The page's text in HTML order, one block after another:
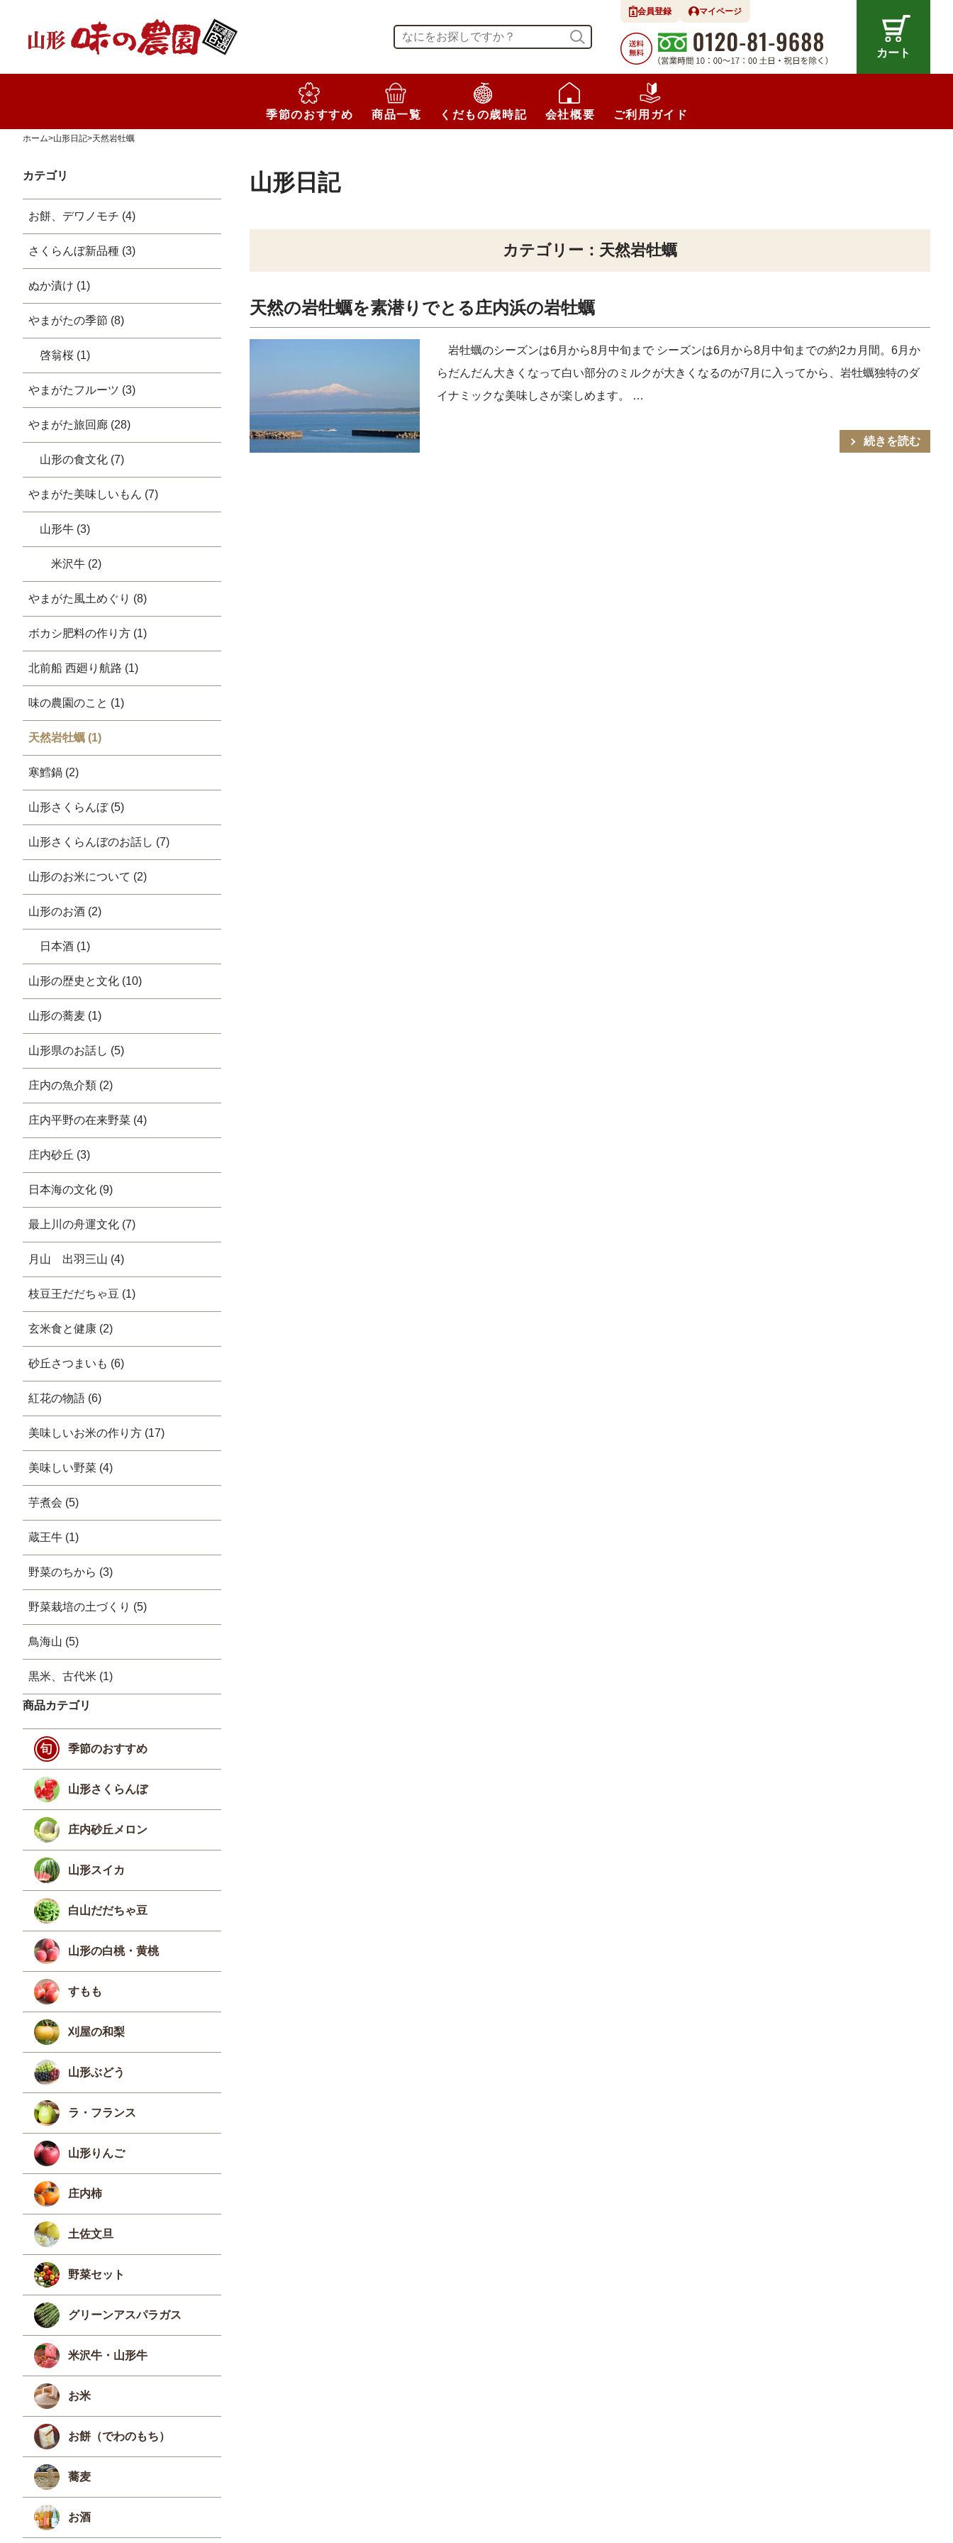
検索
会員登録 マイページ
カート
季節のおすすめ 商品一覧 くだもの歳時記 会社概要 ご利用ガイド
ホーム>山形日記>天然岩牡蠣
山形日記
カテゴリー：天然岩牡蠣
天然の岩牡蠣を素潜りでとる庄内浜の岩牡蠣
岩牡蠣のシーズンは6月から8月中旬まで シーズンは6月から8月中旬までの約2カ月間。6月か
らだんだん大きくなって白い部分のミルクが大きくなるのが7月に入ってから、岩牡蠣独特のダ
イナミックな美味しさが楽しめます。 …
続きを読む
カテゴリ
お餅、デワノモチ (4)
さくらんぼ新品種 (3)
ぬか漬け (1)
やまがたの季節 (8)
啓翁桜 (1)
やまがたフルーツ (3)
やまがた旅回廊 (28)
山形の食文化 (7)
やまがた美味しいもん (7)
山形牛 (3)
米沢牛 (2)
やまがた風土めぐり (8)
ボカシ肥料の作り方 (1)
北前船 西廻り航路 (1)
味の農園のこと (1)
天然岩牡蠣 (1)
寒鱈鍋 (2)
山形さくらんぼ (5)
山形さくらんぼのお話し (7)
山形のお米について (2)
山形のお酒 (2)
日本酒 (1)
山形の歴史と文化 (10)
山形の蕎麦 (1)
山形県のお話し (5)
庄内の魚介類 (2)
庄内平野の在来野菜 (4)
庄内砂丘 (3)
日本海の文化 (9)
最上川の舟運文化 (7)
月山 出羽三山 (4)
枝豆王だだちゃ豆 (1)
玄米食と健康 (2)
砂丘さつまいも (6)
紅花の物語 (6)
美味しいお米の作り方 (17)
美味しい野菜 (4)
芋煮会 (5)
蔵王牛 (1)
野菜のちから (3)
野菜栽培の土づくり (5)
鳥海山 (5)
黒米、古代米 (1)
商品カテゴリ
季節のおすすめ
山形さくらんぼ
庄内砂丘メロン
山形スイカ
白山だだちゃ豆
山形の白桃・黄桃
すもも
刈屋の和梨
山形ぶどう
ラ・フランス
山形りんご
庄内柿
土佐文旦
野菜セット
グリーンアスパラガス
米沢牛・山形牛
お米
お餅（でわのもち）
蕎麦
お酒